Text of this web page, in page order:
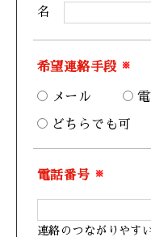
名
希望連絡手段 ※
メール
どちらでも可
電話番号 ※
連絡のつながりやす